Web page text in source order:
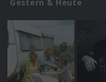
Gestern & Heute